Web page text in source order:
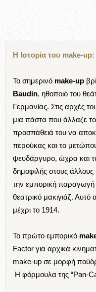
Η Ιστορία του make-up:
Το σημερινό make-up
Baudin, ηθοποιό του
Γερμανίας. Στις αρχές
μια πάστα που άλλαζε
προσπάθειά του να
περούκας και το
ψευδάργυρο, ώχρα και
δημοφιλής στους
την εμπορική
θεατρικό μακιγιάζ.
μέχρι το 1914.
Το πρώτο εμπορικό
Factor για αρχικά
make-up σε μορφή
H φόρμουλα της “Pan-